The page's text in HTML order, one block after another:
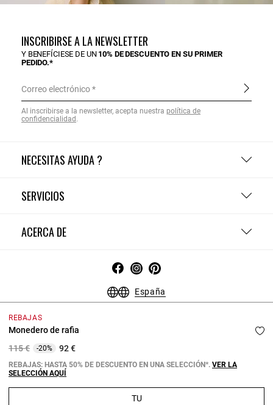
REBAJAS
Monedero de rafia
Price reduced from
115 €to-20% 92 €
REBAJAS: HASTA 50% DE DESCUENTO EN UNA SELECCIÓN*. VER LA
SELECCIÓN AQUÍ
TU
NECESITAS AYUDA ?
SERVICIOS
ACERCA DE
INSCRIBIRSE A LA NEWSLETTER
Y BENEFÍCIESE DE UN 10% DE DESCUENTO EN SU PRIMER
PEDIDO.*
Correo electrónico
Al inscribirse a la newsletter, acepta nuestra política de
confidencialidad.
España
Condiciones Generales - Guía de compras
Política de Confidencialidad
Copyright © 2026 Claudie Pierlot. Todos los derechos reservados.